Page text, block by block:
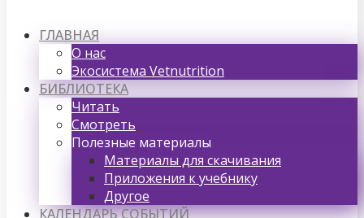
ГЛАВНАЯ
О нас
Экосистема Vetnutrition
БИБЛИОТЕКА
Читать
Смотреть
Полезные материалы
Материалы для скачивания
Приложения к учебнику
Другое
КАЛЕНДАРЬ СОБЫТИЙ